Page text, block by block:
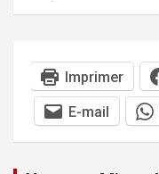
Imprimer
E-mail